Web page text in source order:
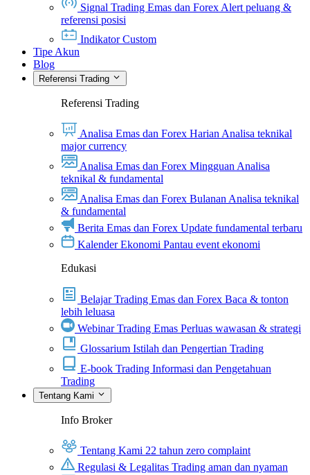
Signal Trading Emas dan Forex Alert peluang &
referensi posisi
Indikator Custom
Tipe Akun
Blog
Referensi Trading
Referensi Trading
Analisa Emas dan Forex Harian Analisa teknikal
major currency
Analisa Emas dan Forex Mingguan Analisa
teknikal & fundamental
Analisa Emas dan Forex Bulanan Analisa teknikal
& fundamental
Berita Emas dan Forex Update fundamental terbaru
Kalender Ekonomi Pantau event ekonomi
Edukasi
Belajar Trading Emas dan Forex Baca & tonton
lebih leluasa
Webinar Trading Emas Perluas wawasan & strategi
Glossarium Istilah dan Pengertian Trading
E-book Trading Informasi dan Pengetahuan
Trading
Tentang Kami
Info Broker
Tentang Kami 22 tahun zero complaint
Regulasi & Legalitas Trading aman dan nyaman